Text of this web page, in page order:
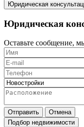
Юридическая
Юридическая
Оставьте сообщение,
Отправить
Отмена
Подбор недвижимости